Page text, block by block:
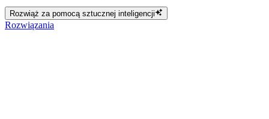
Rozwiąż za pomocą sztucznej inteligencji
Rozwiązania